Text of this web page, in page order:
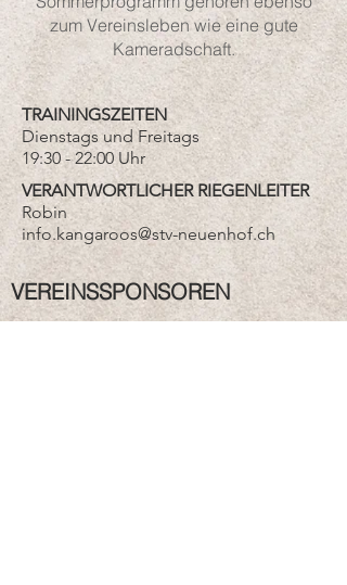
zum Vereinsleben wie eine gute
Kameradschaft.
TRAININGSZEITEN
Dienstags und Freitags
19:30 - 22:00 Uhr
VERANTWORTLICHER RIEGENLEITER
Robin
info.kangaroos@stv-neuenhof.ch
VEREINSSPONSOREN